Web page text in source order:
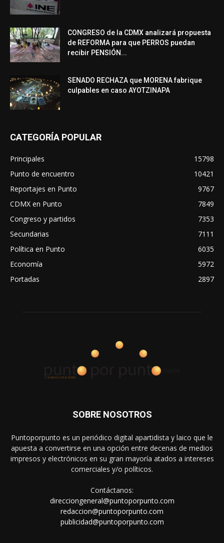
CONGRESO de la CDMX analizará propuesta
de REFORMA para que PERROS puedan
recibir PENSIÓN...
SENADO RECHAZA que MORENA fabrique
culpables en caso AYOTZINAPA
CATEGORÍA POPULAR
Principales
15798
Punto de encuentro
10421
Reportajes en Punto
9767
CDMX en Punto
7849
Congreso y partidos
7353
Secundarias
7111
Política en Punto
6035
Economía
5972
Portadas
2897
SOBRE NOSOTROS
Puntoporpunto es un periódico digital apartidista y laico que le
apuesta a convertirse en una opción entre decenas de medios
impresos y electrónicos en su gran mayoría atados a intereses
comerciales y/o políticos.
Contáctanos:
direcciongeneral@puntoporpunto.com
redaccion@puntoporpunto.com
publicidad@puntoporpunto.com